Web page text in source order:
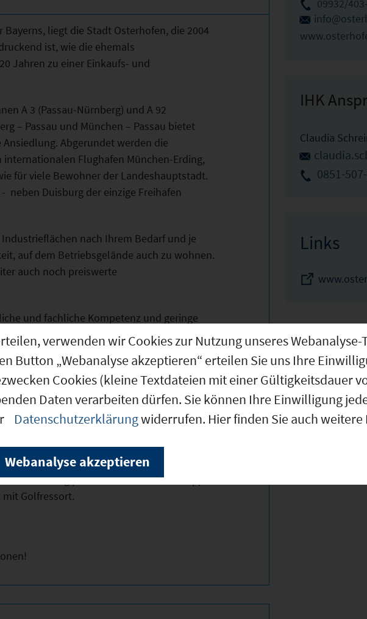
liegt die Stadt Osterhofen, die 2004
ist, wie die ehemals
Jahren zu einer Einkaufs- und
A 3 (Passau-Nürnberg) und A 92
– Passau und München – Passau bietet
Abgerundet werden die
Flughafen München-Erding,
für viele Bewohner der Landeshauptstadt.
neben Duisburg der einzige Freihafen
nach Ihrem Bedarf und je
auf dem Betriebsgelände auch zu wohnen.
auch noch preiswerte
und fachliche Kompetenz und geringe
wird Sie bei der Ansiedlung Ihres
Sie Ihr Investitionsvorhaben zügig
Schulen z.T. auch mit
Niederalteich, eine
und Regensburg. Eine Vielzahl
und ein komplettes Sportangebot
Freizeitangebote wie Golf und
Erholung pur bietet das in einer knappen
Golfressort.
09932/
IHK
Claudia
0851-
Links
verwenden wir Cookies zur Nutzung unseres Webanalyse-
Button „Webanalyse akzeptieren“ erteilen Sie uns Ihre
Cookies (kleine Textdateien mit einer Gültigkeitsdauer
Daten verarbeiten dürfen. Sie können Ihre Einwilligung
Datenschutzerklärungwiderrufen. Hier finden Sie auch
Webanalyse akzeptieren